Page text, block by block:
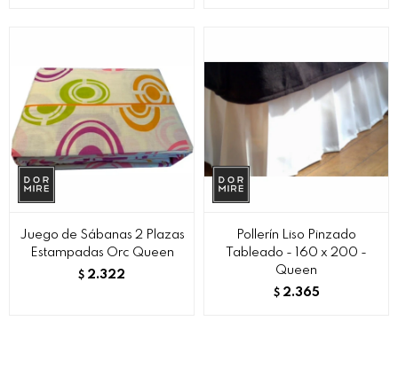
Juego de Sábanas 2 Plazas
Estampadas Orc Queen
$ 2.322
Pollerín Liso Pinzado
Tableado - 160 x 200 -
Queen
$ 2.365